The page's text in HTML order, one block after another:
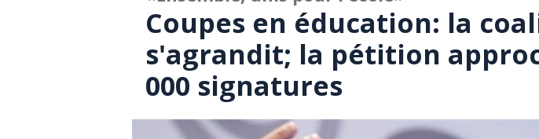
Coupes en éducation: la
s'agrandit; la pétition
000 signatures